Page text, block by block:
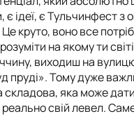
є ідеї, є Тульчинфест
Це круто, воно все
на якому ти
виходиш на
пруді». Тому дуже
складова, яка може
свій левел.